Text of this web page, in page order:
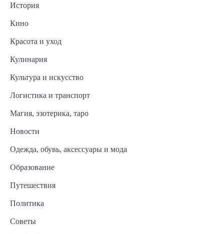
История
Кино
Красота и уход
Кулинария
Культура и искусство
Логистика и транспорт
Магия, эзотерика, таро
Новости
Одежда, обувь, аксессуары и мода
Образование
Путешествия
Политика
Советы